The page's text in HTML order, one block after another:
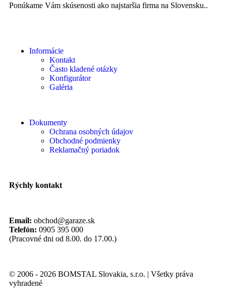
Ponúkame Vám skúsenosti ako najstaršia firma na Slovensku..
Informácie
Kontakt
Často kladené otázky
Konfigurátor
Galéria
Dokumenty
Ochrana osobných údajov
Obchodné podmienky
Reklamačný poriadok
Rýchly kontakt
Email: obchod@garaze.sk
Telefón: 0905 395 000
(Pracovné dni od 8.00. do 17.00.)
© 2006 - 2026 BOMSTAL Slovakia, s.r.o. | Všetky práva
vyhradené